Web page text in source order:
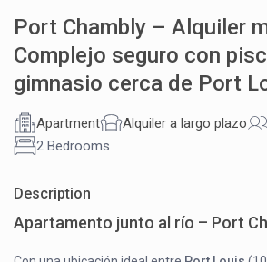
Port Chambly – Alquiler
Complejo seguro con
gimnasio cerca de Port
Apartment Alquiler a largo plazo
2 Bedrooms
Description
Apartamento junto al río – Port